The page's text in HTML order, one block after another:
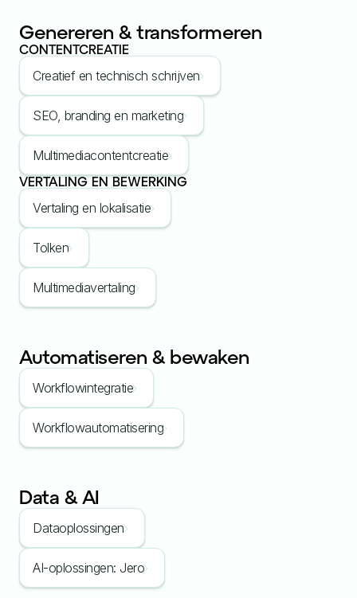
Genereren & transformeren
CONTENTCREATIE
Creatief en technisch schrijven
SEO, branding en marketing
Multimediacontentcreatie
VERTALING EN BEWERKING
Vertaling en lokalisatie
Tolken
Multimediavertaling
Automatiseren & bewaken
Workflowintegratie
Workflowautomatisering
Data & AI
Dataoplossingen
AI-oplossingen: Jero